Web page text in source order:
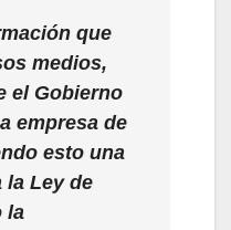
que
medios,
el Gobierno
empresa de
esto una
la Ley de
la